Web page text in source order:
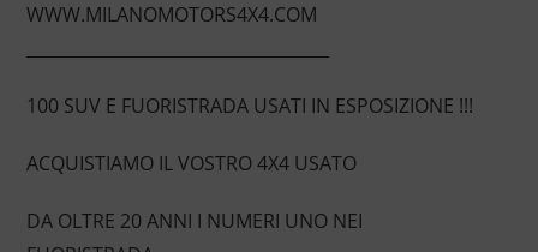
WWW.MILANOMOTORS4X4.COM
100 SUV E FUORISTRADA USATI IN ESPOSIZIONE !!!
ACQUISTIAMO IL VOSTRO 4X4 USATO
DA OLTRE 20 ANNI I NUMERI UNO NEI